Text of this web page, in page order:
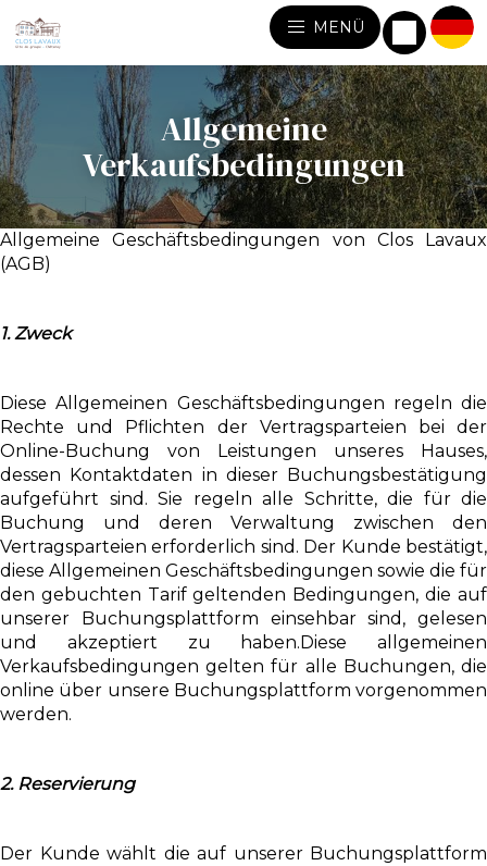
MENÜ
Allgemeine
Verkaufsbedingungen
Allgemeine Geschäftsbedingungen von Clos Lavaux
(AGB)
1. Zweck
Diese Allgemeinen Geschäftsbedingungen regeln die
Rechte und Pflichten der Vertragsparteien bei der
Online-Buchung von Leistungen unseres Hauses,
dessen Kontaktdaten in dieser Buchungsbestätigung
aufgeführt sind. Sie regeln alle Schritte, die für die
Buchung und deren Verwaltung zwischen den
Vertragsparteien erforderlich sind. Der Kunde bestätigt,
diese Allgemeinen Geschäftsbedingungen sowie die für
den gebuchten Tarif geltenden Bedingungen, die auf
unserer Buchungsplattform einsehbar sind, gelesen
und akzeptiert zu haben.Diese allgemeinen
Verkaufsbedingungen gelten für alle Buchungen, die
online über unsere Buchungsplattform vorgenommen
werden.
2. Reservierung
Der Kunde wählt die auf unserer Buchungsplattform